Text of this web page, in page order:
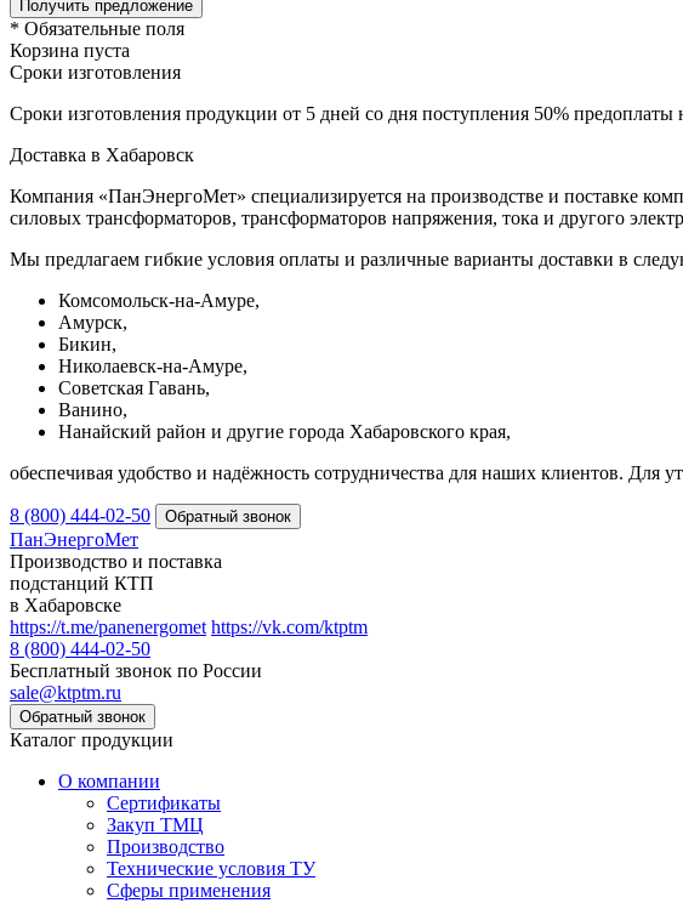
* Обязательные поля
Корзина пуста
Сроки изготовления
Сроки изготовления продукции от 5 дней со дня поступления 50% предоплаты
Доставка в Хабаровск
Компания «ПанЭнергоМет» специализируется на производстве и поставке
силовых трансформаторов, трансформаторов напряжения, тока и другого
Мы предлагаем гибкие условия оплаты и различные варианты доставки в
Комсомольск-на-Амуре,
Амурск,
Бикин,
Николаевск-на-Амуре,
Советская Гавань,
Ванино,
Нанайский район и другие города Хабаровского края,
обеспечивая удобство и надёжность сотрудничества для наших клиентов. Для
8 (800) 444-02-50
ПанЭнергоМет
Производство и поставка
подстанций КТП
в Хабаровске
https://t.me/panenergomet https://vk.com/ktptm
8 (800) 444-02-50
Бесплатный звонок по России
sale@ktptm.ru
Каталог продукции
О компании
Сертификаты
Закуп ТМЦ
Производство
Технические условия ТУ
Сферы применения